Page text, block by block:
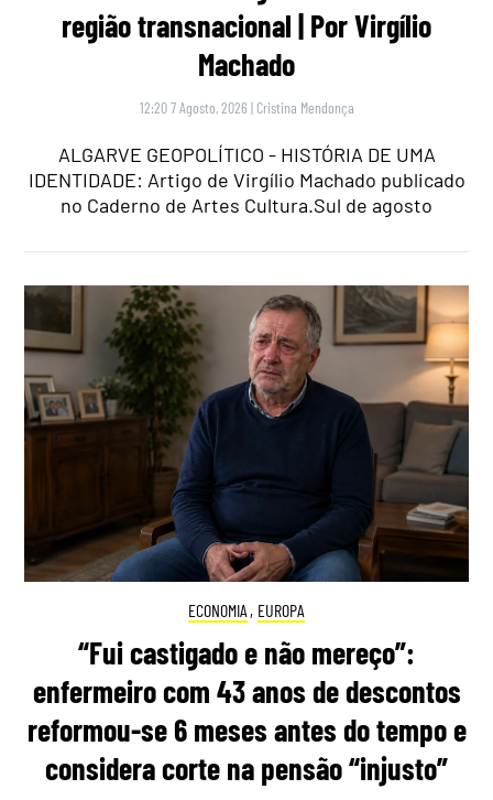
região transnacional | Por Virgílio
Machado
12:20 7 Agosto, 2026 | Cristina Mendonça
ALGARVE GEOPOLÍTICO - HISTÓRIA DE UMA
IDENTIDADE: Artigo de Virgílio Machado publicado
no Caderno de Artes Cultura.Sul de agosto
ECONOMIA , EUROPA
“Fui castigado e não mereço”:
enfermeiro com 43 anos de descontos
reformou-se 6 meses antes do tempo e
considera corte na pensão “injusto”